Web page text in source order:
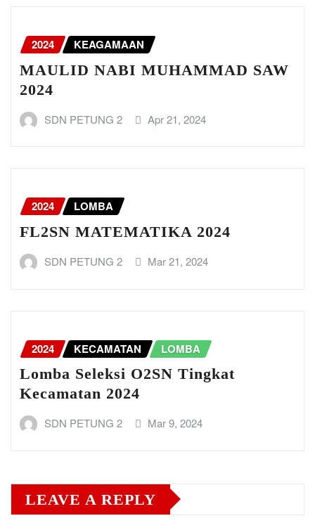
2024 KEAGAMAAN
MAULID NABI MUHAMMAD SAW
2024
SDN PETUNG 2 Apr 21, 2024
2024 LOMBA
FL2SN MATEMATIKA 2024
SDN PETUNG 2 Mar 21, 2024
2024 KECAMATAN LOMBA
Lomba Seleksi O2SN Tingkat
Kecamatan 2024
SDN PETUNG 2 Mar 9, 2024
LEAVE A REPLY